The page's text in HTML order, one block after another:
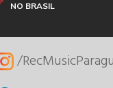
NO BRASIL
/